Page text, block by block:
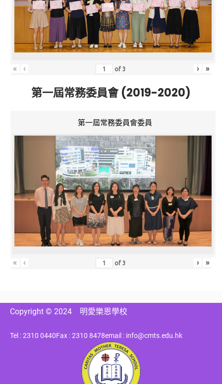
« ‹ of3 › »
第一屆常務委員會 (2019-2020)
第一屆常務委員會委員
« ‹ of3 › »
Copyright © 2024 明愛樂恩學校
Tel : 2310 0440Fax : 2310 8478email : info@cmts.edu.hk